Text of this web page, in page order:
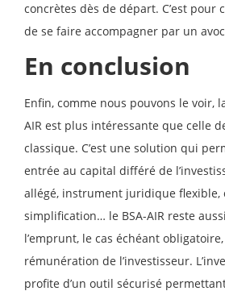
concrètes dès de départ. C’est pour
de se faire accompagner par un
En conclusion
Enfin, comme nous pouvons le voir,
AIR est plus intéressante que celle
classique. C’est une solution qui
entrée au capital différé de
allégé, instrument juridique flexible,
simplification… le BSA-AIR reste
l’emprunt, le cas échéant
rémunération de l’investisseur.
profite d’un outil sécurisé